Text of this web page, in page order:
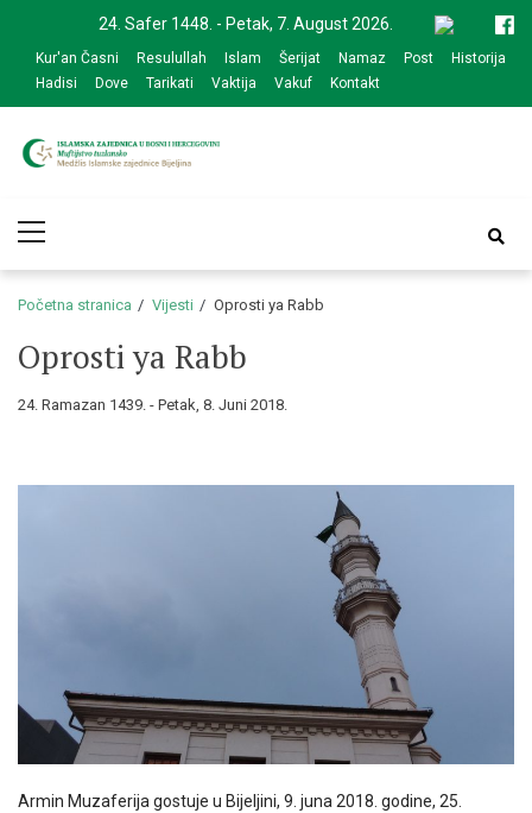
navigation
content
24. Safer 1448. - Petak, 7. August 2026.
Kur'an Časni Resulullah Islam Šerijat Namaz Post
Historija
Hadisi
Dove Tarikati Vaktija Vakuf Kontakt
zajednice Bijeljina
Menu
Početna stranica Vijesti Oprosti ya Rabb
Oprosti ya Rabb
24. Ramazan 1439. - Petak, 8. Juni 2018.
Armin Muzaferija gostuje u Bijeljini, 9. juna 2018. godine, 25.